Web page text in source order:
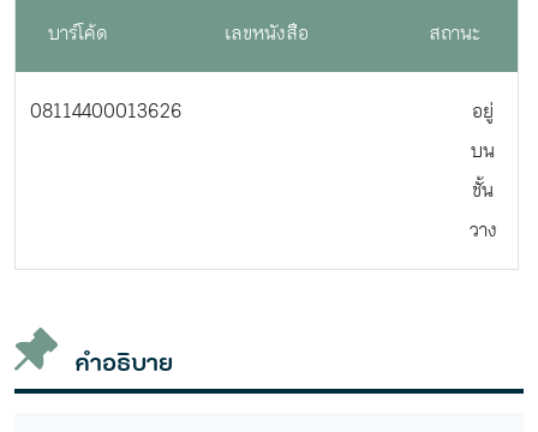
บาร์โค้ด เลขหนังสือ สถานะ
08114400013626
อยู่
บน
ชั้น
วาง
คำอธิบาย